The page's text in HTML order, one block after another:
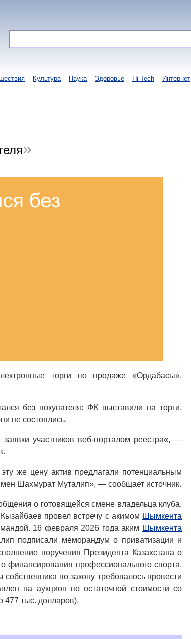
Культура Наука Здоровье Hi-Tech Интернет
торги по продаже «Ордабасы»,
без покупателя: ФК выставили на торги,
не состоялись.
участников веб-порталом реестра«, —
же цену актив предлагали потенциальным
Шахмурат Муталип», — сообщает источник.
о готовящейся смене владельца клуба.
провел встречу с акимом Шымкента
16 февраля 2026 года аким Шымкента
подписали меморандум о приватизации и
поручения Президента Казахстана о
финансирования профессионального спорта.
по закону требовалось провести
на аукцион по остаточной стоимости со
477 тыс. долларов).